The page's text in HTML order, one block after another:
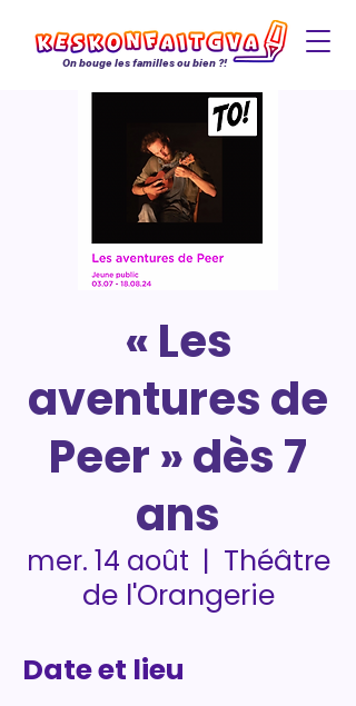
On bouge les familles ou bien ?!
« Les
aventures de
Peer » dès 7
ans
mer. 14 août
  |
Théâtre
de l'Orangerie
Date et lieu